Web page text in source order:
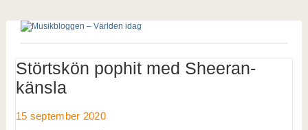
Störtskön pophit med Sheeran-
känsla
15 september 2020